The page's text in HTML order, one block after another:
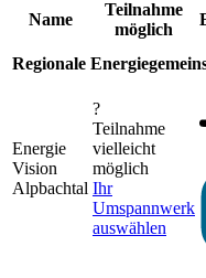
Name
Teilnahme
möglich
Regionale
Energie
Vision
Alpbachtal
?
Teilnahme
vielleicht
möglich
Ihr
Umspannwerk
auswählen